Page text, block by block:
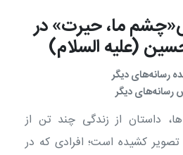
ما، حیرت» در
(علیه السلام)
رسانه‌های دیگر
رسانه‌های دیگر
داستان از زندگی چند تن از
تصویر کشیده است؛ افرادی که در